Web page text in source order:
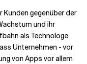
Kunden gegenüber der
und ihr
als Technologe
Unternehmen - vor
von Apps vor allem